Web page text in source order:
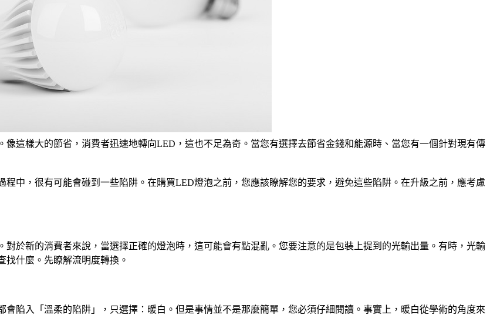
這樣大的節省，消費者迅速地轉向LED，這也不足為奇。當您有選擇去節省金錢和能源時、當您有一個針對現有傳
中，很有可能會碰到一些陷阱。在購買LED燈泡之前，您應該瞭解您的要求，避免這些陷阱。在升級之前，應考慮
於新的消費者來說，當選擇正確的燈泡時，這可能會有點混亂。您要注意的是包裝上提到的光輸出量。有時，光輸
找什麼。先瞭解流明度轉換。
陷入「溫柔的陷阱」，只選擇：暖白。但是事情並不是那麼簡單，您必須仔細閱讀。事實上，暖白從學術的角度來